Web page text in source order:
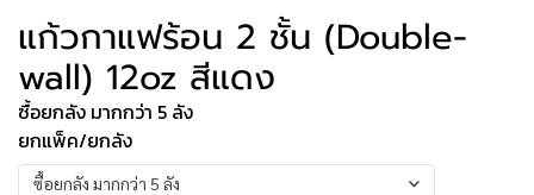
แก้วกาแฟร้อน 2 ชั้น (Double-
wall) 12oz สีแดง
ซื้อยกลัง มากกว่า 5 ลัง
ยกแพ็ค/ยกลัง
ซื้อยกลัง มากกว่า 5 ลัง